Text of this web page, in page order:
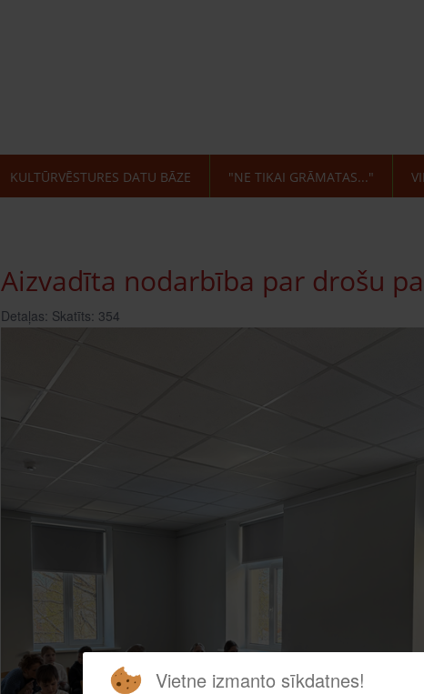
KULTŪRVĒSTURES DATU BĀZE "NE TIKAI GRĀMATAS..."
Aizvadīta nodarbība par drošu
Detaļas: Skatīts: 354
Vietne izmanto sīkdatnes!